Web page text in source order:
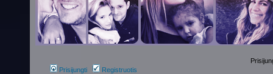
Prisijungti Registruotis